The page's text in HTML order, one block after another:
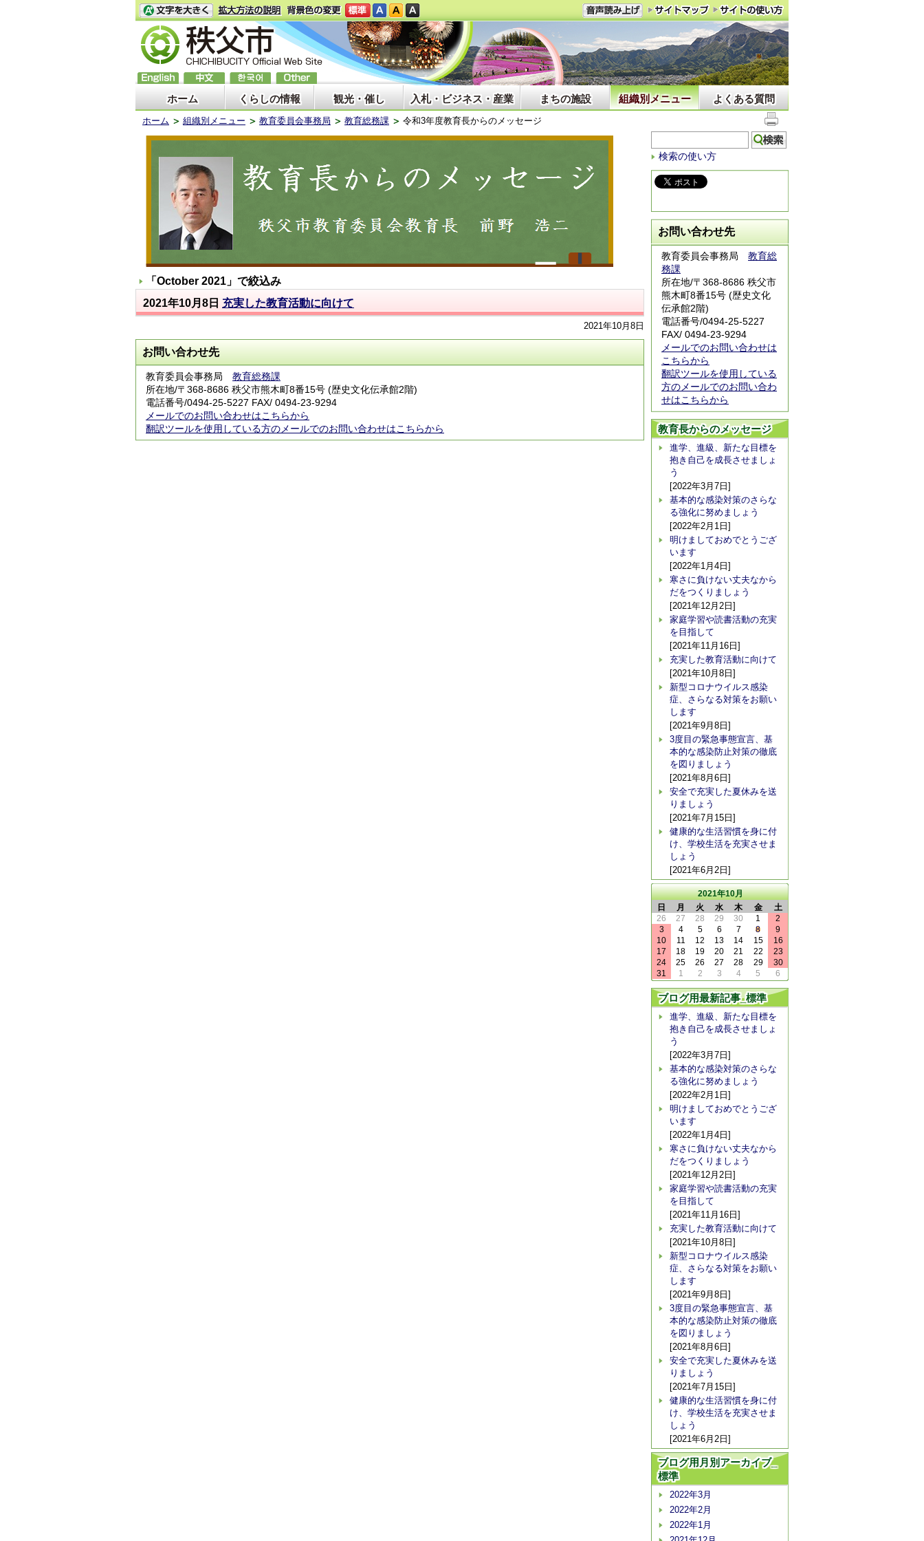
ホーム くらしの情報 観光・催し 入札・ビジネス・産業 まちの施設 組織別メニュー よくある質問
ホーム 組織別メニュー 教育委員会事務局 教育総務課 令和3年度教育長からのメッセージ
「 October 2021 」で絞込み
2021年10月8日 充実した教育活動に向けて
2021年10月8日
お問い合わせ先
教育委員会事務局 教育総務課
所在地/〒368-8686 秩父市熊木町8番15号 (歴史文化伝承館2階)
電話番号/0494-25-5227 FAX/ 0494-23-9294
メールでのお問い合わせはこちらから
翻訳ツールを使用している方のメールでのお問い合わせはこちらから
検索の使い方
お問い合わせ先
教育委員会事務局 教育総
務課
所在地/〒368-8686 秩父市
熊木町8番15号 (歴史文化
伝承館2階)
電話番号/0494-25-5227
FAX/ 0494-23-9294
メールでのお問い合わせは
こちらから
翻訳ツールを使用している
方のメールでのお問い合わ
せはこちらから
教育長からのメッセージ
進学、進級、新たな目標を
抱き自己を成長させましょ
う
[2022年3月7日]
基本的な感染対策のさらな
る強化に努めましょう
[2022年2月1日]
明けましておめでとうござ
います
[2022年1月4日]
寒さに負けない丈夫なから
だをつくりましょう
[2021年12月2日]
家庭学習や読書活動の充実
を目指して
[2021年11月16日]
充実した教育活動に向けて
[2021年10月8日]
新型コロナウイルス感染
症、さらなる対策をお願い
します
[2021年9月8日]
3度目の緊急事態宣言、基
本的な感染防止対策の徹底
を図りましょう
[2021年8月6日]
安全で充実した夏休みを送
りましょう
[2021年7月15日]
健康的な生活習慣を身に付
け、学校生活を充実させま
しょう
[2021年6月2日]
2021年10月
日
月 火 水 木 金
土
26
27 28 29 30 1
2
3
4 5 6 7 8
9
10
11 12 13 14 15
16
17
18 19 20 21 22
23
24
25 26 27 28 29
30
31
1 2 3 4 5 6
ブログ用最新記事_標準
進学、進級、新たな目標を
抱き自己を成長させましょ
う
[2022年3月7日]
基本的な感染対策のさらな
る強化に努めましょう
[2022年2月1日]
明けましておめでとうござ
います
[2022年1月4日]
寒さに負けない丈夫なから
だをつくりましょう
[2021年12月2日]
家庭学習や読書活動の充実
を目指して
[2021年11月16日]
充実した教育活動に向けて
[2021年10月8日]
新型コロナウイルス感染
症、さらなる対策をお願い
します
[2021年9月8日]
3度目の緊急事態宣言、基
本的な感染防止対策の徹底
を図りましょう
[2021年8月6日]
安全で充実した夏休みを送
りましょう
[2021年7月15日]
健康的な生活習慣を身に付
け、学校生活を充実させま
しょう
[2021年6月2日]
ブログ用月別アーカイブ_
標準
2022年3月
2022年2月
2022年1月